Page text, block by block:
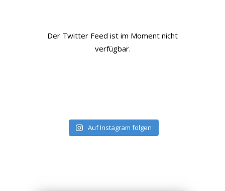
Der Twitter Feed ist im Moment nicht
verfügbar.
Auf Instagram folgen